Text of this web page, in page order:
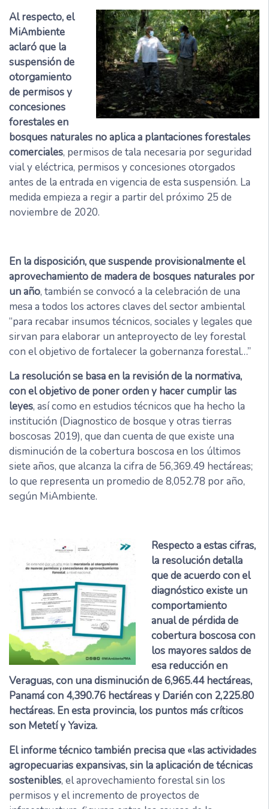
Al respecto, el
MiAmbiente
aclaró que la
suspensión de
otorgamiento
de permisos y
concesiones
forestales en
bosques naturales no aplica a plantaciones forestales
comerciales, permisos de tala necesaria por seguridad
vial y eléctrica, permisos y concesiones otorgados
antes de la entrada en vigencia de esta suspensión. La
medida empieza a regir a partir del próximo 25 de
noviembre de 2020.
En la disposición, que suspende provisionalmente el
aprovechamiento de madera de bosques naturales por
un año, también se convocó a la celebración de una
mesa a todos los actores claves del sector ambiental
“para recabar insumos técnicos, sociales y legales que
sirvan para elaborar un anteproyecto de ley forestal
con el objetivo de fortalecer la gobernanza forestal…”
La resolución se basa en la revisión de la normativa,
con el objetivo de poner orden y hacer cumplir las
leyes, así como en estudios técnicos que ha hecho la
institución (Diagnostico de bosque y otras tierras
boscosas 2019), que dan cuenta de que existe una
disminución de la cobertura boscosa en los últimos
siete años, que alcanza la cifra de 56,369.49 hectáreas;
lo que representa un promedio de 8,052.78 por año,
según MiAmbiente.
Respecto a estas cifras,
la resolución detalla
que de acuerdo con el
diagnóstico existe un
comportamiento
anual de pérdida de
cobertura boscosa con
los mayores saldos de
esa reducción en
Veraguas, con una disminución de 6,965.44 hectáreas,
Panamá con 4,390.76 hectáreas y Darién con 2,225.80
hectáreas. En esta provincia, los puntos más críticos
son Metetí y Yaviza.
El informe técnico también precisa que «las actividades
agropecuarias expansivas, sin la aplicación de técnicas
sostenibles, el aprovechamiento forestal sin los
permisos y el incremento de proyectos de